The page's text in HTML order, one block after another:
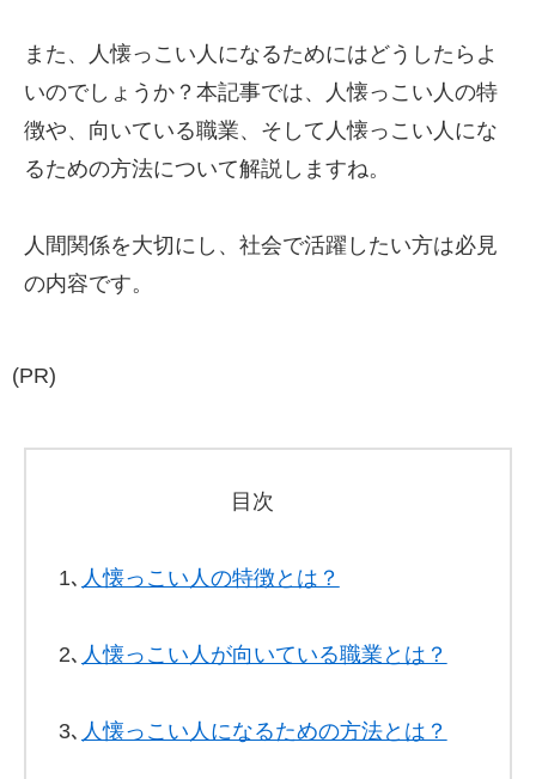
また、人懐っこい人になるためにはどうしたらよ
いのでしょうか？本記事では、人懐っこい人の特
徴や、向いている職業、そして人懐っこい人にな
るための方法について解説しますね。
人間関係を大切にし、社会で活躍したい方は必見
の内容です。
(PR)
目次
1､ 人懐っこい人の特徴とは？
2､ 人懐っこい人が向いている職業とは？
3､ 人懐っこい人になるための方法とは？